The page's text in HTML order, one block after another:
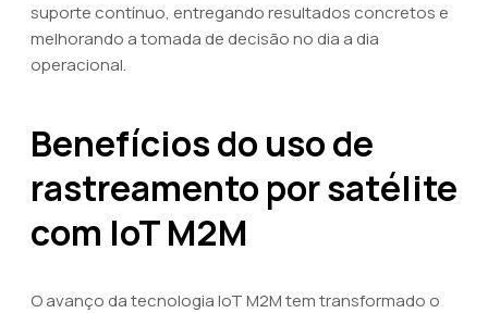
suporte contínuo, entregando resultados concretos e
melhorando a tomada de decisão no dia a dia
operacional.
Benefícios do uso de
rastreamento por satélite
com IoT M2M
O avanço da tecnologia IoT M2M tem transformado o